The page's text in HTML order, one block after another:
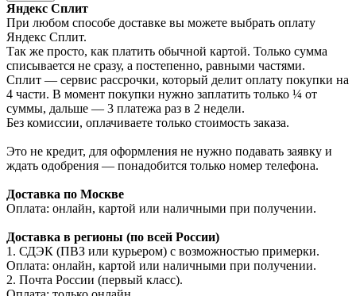
Яндекс Сплит
При любом способе доставке вы можете выбрать оплату
Яндекс Сплит.
Так же просто, как платить обычной картой. Только сумма
списывается не сразу, а постепенно, равными частями.
Сплит — сервис рассрочки, который делит оплату покупки на
4 части. В момент покупки нужно заплатить только ¼ от
суммы, дальше — 3 платежа раз в 2 недели.
Без комиссии, оплачиваете только стоимость заказа.
Это не кредит, для оформления не нужно подавать заявку и
ждать одобрения — понадобится только номер телефона.
Доставка по Москве
Оплата: онлайн, картой или наличными при получении.
Доставка в регионы (по всей России)
1. СДЭК (ПВЗ или курьером) с возможностью примерки.
Оплата: онлайн, картой или наличными при получении.
2. Почта России (первый класс).